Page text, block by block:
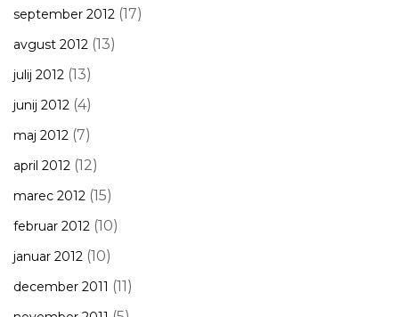
september 2012 (17)
avgust 2012 (13)
julij 2012 (13)
junij 2012 (4)
maj 2012 (7)
april 2012 (12)
marec 2012 (15)
februar 2012 (10)
januar 2012 (10)
december 2011 (11)